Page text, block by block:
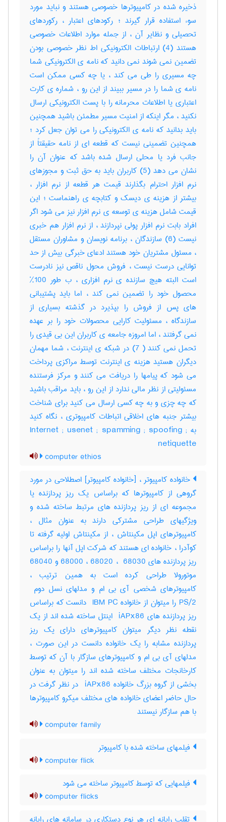
ذخیره شده در کامپیوترها خصوصی هستند و نباید مورد
سوء استفاده قرار گیرند ؛ رکودهای اعتبار ، رکوردهای
تحصیلی و نظایر آن ، از جمله موارد اطلاعات خصوصی
هستند (4) ارتباطات الکترونیکی اط نظر خصوصی بودن
تضمین نمی شوند نمی دانید که نامه ی الکترونیکی شما
چه مسیری را طی می کند ، یا چه کسی ممکن است
نامه ی شما را در مسیر ببیند از این رو ، شماره ی کارت
اعتباری یا اطلاعات محرمانه را با پست الکترونیکی ارسال
نکنید ، مگر اینکه از امنیت مسیر مطمئن باشید همچنین
باید بدانید که نامه ی الکترونیکی را می توان جعل کرد ؛
همچنین تضمینی نیست که قطعه ای از نامه حقیقتاً از
جانب فرد یا محلی ارسال شده باشد که عنوان آن را
نشان می دهد (5) کاربران باید به حق ثبت و مجوزهای
نرم افزار احترام بگذارند قیمت هر قطعه از نرم افزار ،
بیشتر از هزینه ی دیسک و کتابچه ی راهنماست ؛ این
قیمت شامل هزینه ی توسعه ی نرم افزار نیز می شود اگر
افراد بابت نرم افزار پولی نپردازند ، از نرم افزار هم خبری
نیست (6) سازندگان ، برنامه نویسان و مشاوران مستقل
، مسئول مشتریان خود هستند ادعای خبرگی بیش از حد
توانایی درست نیست ، فروش محول ناقص نیز نادرست
است البته هیچ سازنده ی نرم افزاری ، ب طور 100%
محصول خود را تضمین نمی کند ، اما باید پشتیبانی
های پس از فروش را بپذیرد در گذشته بسیاری از
سازندگاه ، مسئولیت کارایی محصولات خود را بر عهده
نمی گرفتند ، اما امروزه جامعه ی کاربران این بی قیدی را
تحمل نمی کنند ( 7) در شبکه ی اینترنت ، شما مهمان
دیگران هستید هزینه ی اینترنت توسط مراکزی پرداخت
می شود که پیامها را دریافت می کنند و مرکز فرستنده
مسئولیتی از نظر مالی ندارد از این رو ، باید مراقب باشید
که چه چزی و به چه کسی ارسال می کنید برای شناخت
بیشتر جنبه های اخلاقی اتباطات کامپیوتری ، نگاه کنید
به Internet ; usenet ; spamming ; spoofing ;
netiquette
computer ethios
خانواده کامپیوتر ، [خانواده کامپیوتر] اصطلاحی در مورد
گروهی از کامپیوترها که براساس یک ریز پردازنده یا
مجموعه ای از ریز پردازنده های مرتبط ساخته شده و
ویژگیهای طراحی مشترکی دارند به عنوان مثال ،
کامپیوترهای اپل مکینتاش ، از مکینتاش اولیه گرفته تا
کوآدرا ، خانواده ای هستند که شرکت اپل آنها را براساس
ریز پردازنده های ‎68000 ، ‎68020 ، ‎ 68030 و ‎68040
موتورولا طراحی کرده است به همین ترتیب ،
PS/2 را میتوان از خانواده ‎ IBM PC دانست که براساس
ریز پردازنده های ‎ iAPx86 اینتل ساخته شده اند از یک
نقطه نظر دیگر میتوان کامپیوترهای دارای یک ریز
پردازنده مشابه را یک خانواده دانست در این صورت ،
مدلهای آی بی ام و کامپیوترهای سازگار با آن که توسط
کارخانجات مختلف ساخته شده اند را میتوان به عنوان
بخشی از گروه بزرگ خانواده ‎ iAPx86 در نظر گرفت در
حال حاضر اعضای خانواده های مختلف میکرو کامپیوترها
با هم سازگار نیستند
computer family
فیلمهای ساخته شده با کامپیوتر
computer flick
فیلمهایی که توسط کامپیوتر ساخته می شود
computer flicks